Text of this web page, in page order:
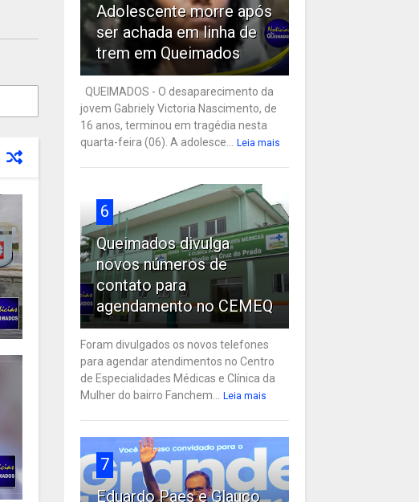
Adolescente morre após
ser achada em linha de
trem em Queimados
QUEIMADOS - O desaparecimento da
jovem Gabriely Victoria Nascimento, de
16 anos, terminou em tragédia nesta
quarta-feira (06). A adolesce...
Leia mais
6
Queimados divulga
novos números de
contato para
agendamento no CEMEQ
Foram divulgados os novos telefones
para agendar atendimentos no Centro
de Especialidades Médicas e Clínica da
Mulher do bairro Fanchem...
Leia mais
7
Eduardo Paes e Glauco